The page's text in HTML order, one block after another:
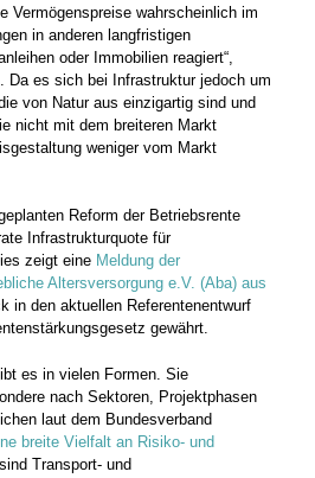
Vermögenspreise wahrscheinlich im
in anderen langfristigen
oder Immobilien reagiert“,
Da es sich bei Infrastruktur jedoch um
von Natur aus einzigartig sind und
nicht mit dem breiteren Markt
weniger vom Markt
Reform der Betriebsrente
Infrastrukturquote für
zeigt eine Meldung der
Altersversorgung e.V. (Aba) aus
in den aktuellen Referentenentwurf
gewährt.
es in vielen Formen. Sie
nach Sektoren, Projektphasen
laut dem Bundesverband
breite Vielfalt an Risiko- und
Transport- und